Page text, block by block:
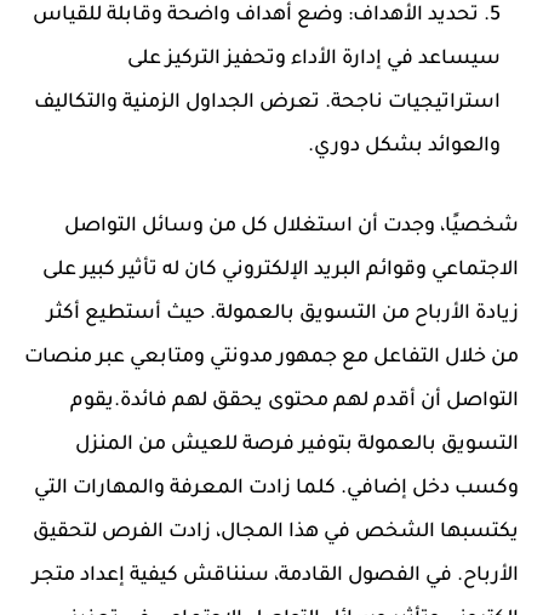
تحديد الأهداف: وضع أهداف واضحة وقابلة للقياس
سيساعد في إدارة الأداء وتحفيز التركيز على
استراتيجيات ناجحة. تعرض الجداول الزمنية والتكاليف
والعوائد بشكل دوري.
شخصيًا، وجدت أن استغلال كل من وسائل التواصل
الاجتماعي وقوائم البريد الإلكتروني كان له تأثير كبير على
زيادة الأرباح من التسويق بالعمولة. حيث أستطيع أكثر
من خلال التفاعل مع جمهور مدونتي ومتابعي عبر منصات
التواصل أن أقدم لهم محتوى يحقق لهم فائدة.يقوم
التسويق بالعمولة بتوفير فرصة للعيش من المنزل
وكسب دخل إضافي. كلما زادت المعرفة والمهارات التي
يكتسبها الشخص في هذا المجال، زادت الفرص لتحقيق
الأرباح. في الفصول القادمة، سنناقش كيفية إعداد متجر